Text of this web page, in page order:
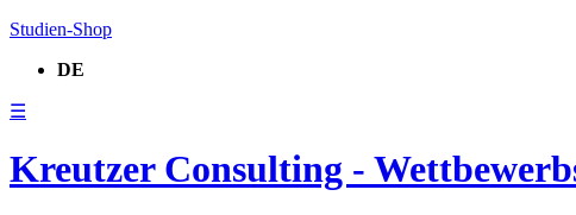
Studien-Shop
DE
☰
Kreutzer Consulting -